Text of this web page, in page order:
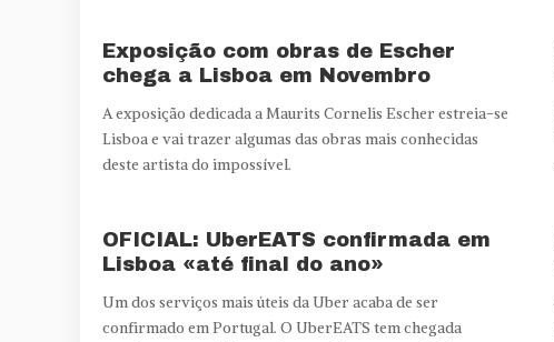
Exposição com obras de Escher
chega a Lisboa em Novembro
A exposição dedicada a Maurits Cornelis Escher estreia-se
Lisboa e vai trazer algumas das obras mais conhecidas
deste artista do impossível.
OFICIAL: UberEATS confirmada em
Lisboa «até final do ano»
Um dos serviços mais úteis da Uber acaba de ser
confirmado em Portugal. O UberEATS tem chegada